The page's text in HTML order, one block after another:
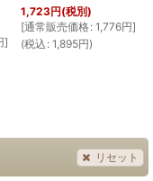
]
1,723円(税別)
[通常販売価格: 1,776円]
(税込 : 1,895円)
リセット